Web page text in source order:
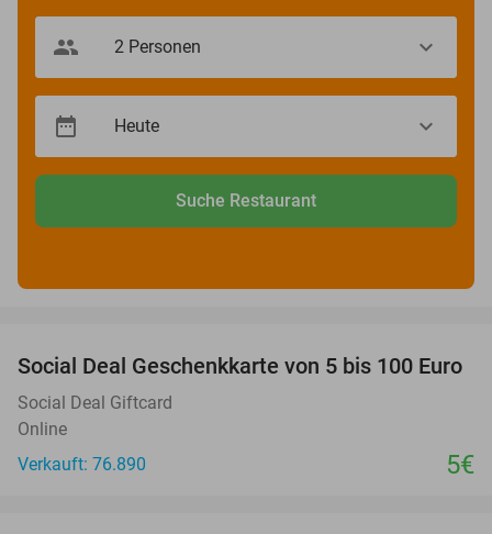
Suche Restaurant
Social Deal Geschenkkarte von 5 bis 100 Euro
Social Deal Giftcard
Online
Verkauft: 76.890
5€